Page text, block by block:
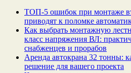
ТОП-5 ошибок при монтаже
приводят к поломке
Как выбрать монтажную
класс напряжения ВЛ:
снабженцев и прорабов
Аренда автокрана 32 тонны:
решение для вашего проекта